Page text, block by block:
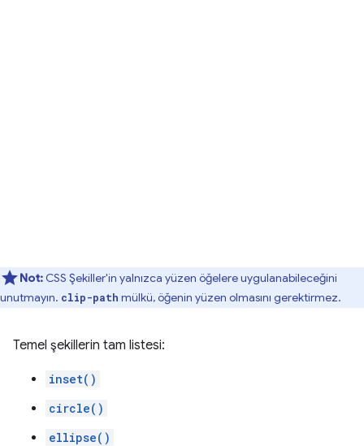
Not: CSS Şekiller'in yalnızca yüzen öğelere uygulanabileceğini
unutmayın. clip-path mülkü, öğenin yüzen olmasını gerektirmez.
Temel şekillerin tam listesi:
inset()
circle()
ellipse()